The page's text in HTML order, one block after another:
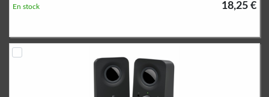
18,25 €
En stock